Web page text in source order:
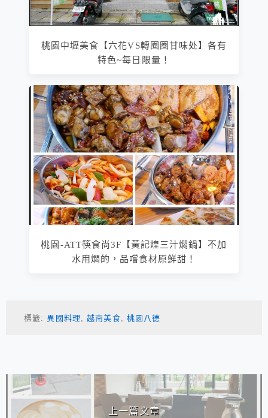
桃園中壢美食【六花VS轉圈圈甘味处】各有
特色~每日限量！
桃園-ATT筷食尚3F【黃記煌三汁燜鍋】不加
水用燜的，品嚐食材原鮮甜！
標籤:異國料理,越南美食, 桃園八德
相連文章
上一篇文章